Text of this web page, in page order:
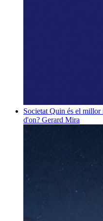
Societat Quin és el millor
d'on? Gerard Mira